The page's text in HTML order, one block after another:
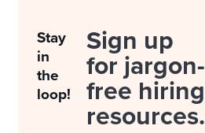
Stay
in
the
loop!
Sign up
for jargon-
free hiring
resources.